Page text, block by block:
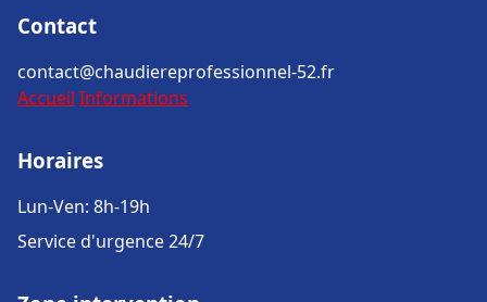
Contact
contact@chaudiereprofessionnel-52.fr
Accueil Informations
Horaires
Lun-Ven: 8h-19h
Service d'urgence 24/7